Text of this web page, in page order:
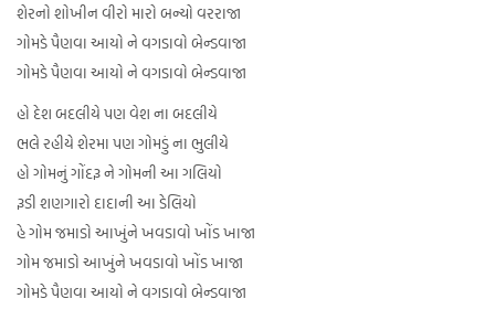
શેરનો શોખીન વીરો મારો બન્યો વરરાજા
ગોમડે પૈણવા આયો ને વગડાવો બેન્ડવાજા
ગોમડે પૈણવા આયો ને વગડાવો બેન્ડવાજા
હો દેશ બદલીયે પણ વેશ ના બદલીયે
ભલે રહીયે શેરમા પણ ગોમડું ના ભુલીયે
હો ગોમનું ગોંદરૂ ને ગોમની આ ગલિયો
રૂડી શણગારો દાદાની આ ડેલિયો
હે ગોમ જમાડો આખુંને ખવડાવો ખોંડ ખાજા
ગોમ જમાડો આખુંને ખવડાવો ખોંડ ખાજા
ગોમડે પૈણવા આયો ને વગડાવો બેન્ડવાજા